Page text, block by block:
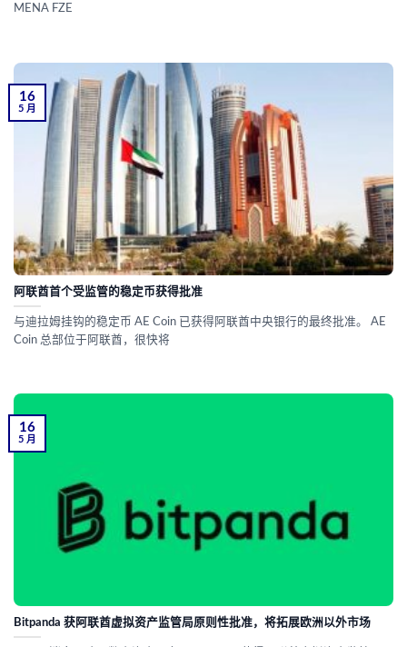
MENA FZE
阿联酋首个受监管的稳定币获得批准
与迪拉姆挂钩的稳定币 AE Coin 已获得阿联酋中央银行的最终批准。 AE
Coin 总部位于阿联酋，很快将
16
5 月
Bitpanda 获阿联酋虚拟资产监管局原则性批准，将拓展欧洲以外市场
16
5 月